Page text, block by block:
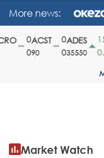
More news:
ACST
90
ADES
35550
150
Market Watch